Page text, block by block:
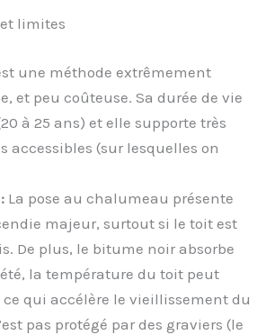
limites
une méthode extrêmement
et peu coûteuse. Sa durée de vie
à 25 ans) et elle supporte très
accessibles (sur lesquelles on
La pose au chalumeau présente
majeur, surtout si le toit est
De plus, le bitume noir absorbe
la température du toit peut
ce qui accélère le vieillissement du
pas protégé par des graviers (le